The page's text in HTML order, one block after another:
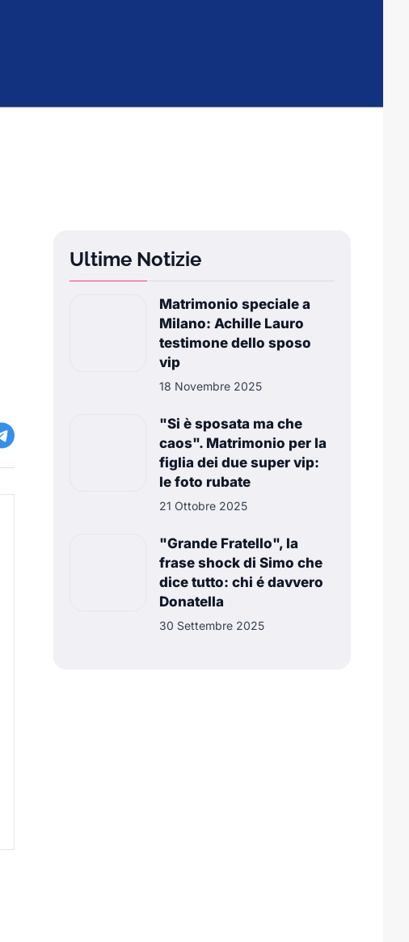
Ultime Notizie
Matrimonio speciale a
Milano: Achille Lauro
testimone dello sposo
vip
18 Novembre 2025
"Si è sposata ma che
caos". Matrimonio per la
figlia dei due super vip:
le foto rubate
21 Ottobre 2025
"Grande Fratello", la
frase shock di Simo che
dice tutto: chi é davvero
Donatella
30 Settembre 2025